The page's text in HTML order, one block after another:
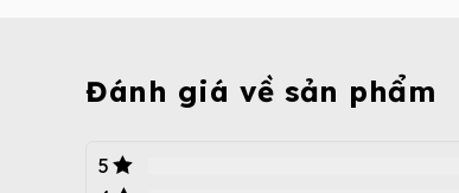
Đánh giá về sản phẩm
5